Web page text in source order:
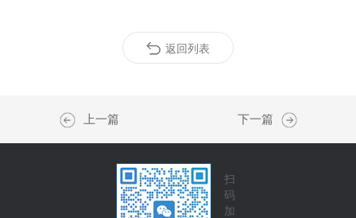
返回列表
上一篇 下一篇
扫
码
加